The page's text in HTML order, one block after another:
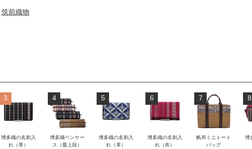
筑前織物
3
博多織の名刺入
れ（革）
4
博多織ペンケー
ス（最上段）
5
博多織の名刺入
れ（革）
6
博多織の名刺入
れ（布）
7
帆布ミニトート
バッグ
8
博